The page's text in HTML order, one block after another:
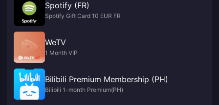
Spotify (FR)
Spotify Gift Card 10 EUR FR
WeTV
1 Month VIP
Bilibili Premium Membership (PH)
Bilibili 1-month Premium(PH)